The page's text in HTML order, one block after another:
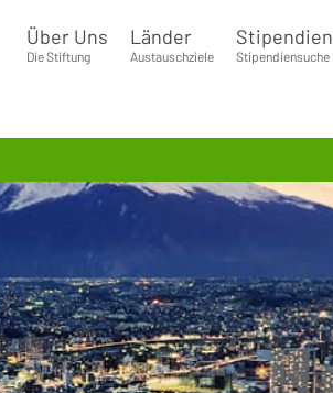
Über Uns
Die Stiftung
Länder
Austauschziele
Stipendien
Stipendiensuche